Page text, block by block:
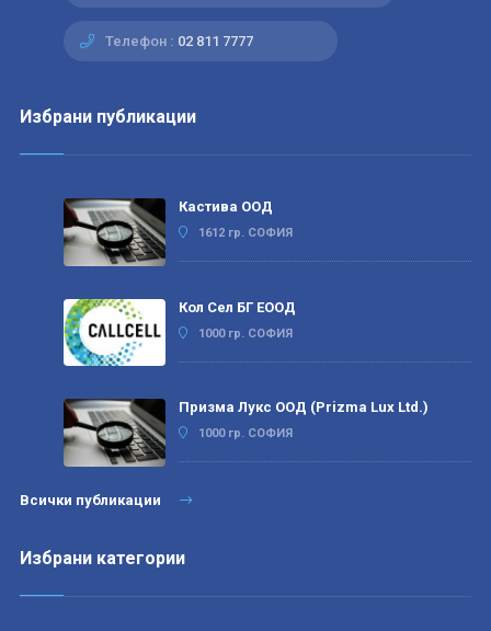
Телефон : 02 811 7777
Избрани публикации
Кастива ООД
1612 гр. СОФИЯ
Кол Сел БГ ЕООД
1000 гр. СОФИЯ
Призма Лукс ООД (Prizma Lux Ltd.)
1000 гр. СОФИЯ
Всички публикации
Избрани категории